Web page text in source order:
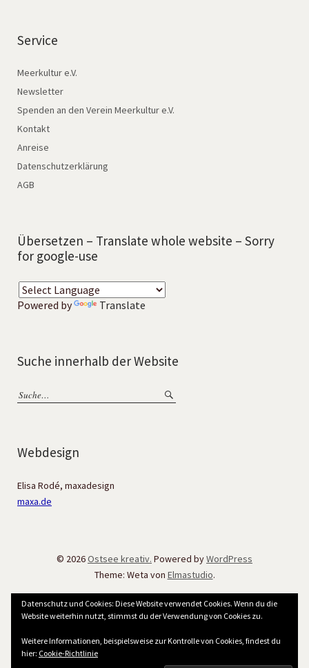
Service
Meerkultur e.V.
Newsletter
Spenden an den Verein Meerkultur e.V.
Kontakt
Anreise
Datenschutzerklärung
AGB
Übersetzen – Translate whole website – Sorry
for google-use
Powered by Translate
Suche innerhalb der Website
Webdesign
Elisa Rodé, maxadesign
maxa.de
© 2026Ostsee kreativ. Powered byWordPress
Theme: Weta von Elmastudio.